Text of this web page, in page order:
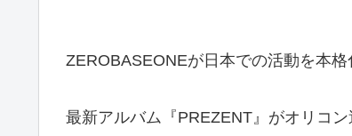
ZEROBASEONEが日本での活動を本格
最新アルバム『PREZENT』がオリコ